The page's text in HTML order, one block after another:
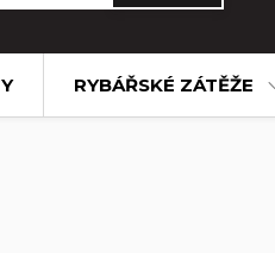
RYBÁŘSKÉ ZÁTĚŽE